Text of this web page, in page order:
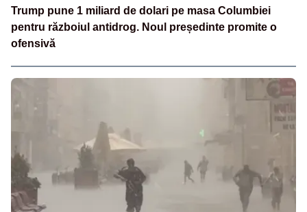
Trump pune 1 miliard de dolari pe masa Columbiei
pentru războiul antidrog. Noul președinte promite o
ofensivă